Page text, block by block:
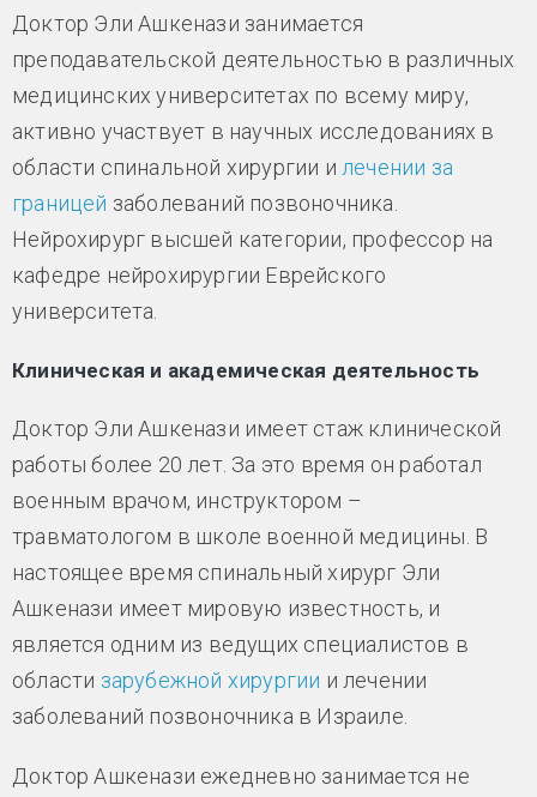
Доктор Эли Ашкенази занимается
преподавательской деятельностью в различных
медицинских университетах по всему миру,
активно участвует в научных исследованиях в
области спинальной хирургии и лечении за
границей заболеваний позвоночника.
Нейрохирург высшей категории, профессор на
кафедре нейрохирургии Еврейского
университета.
Клиническая и академическая деятельность
Доктор Эли Ашкенази имеет стаж клинической
работы более 20 лет. За это время он работал
военным врачом, инструктором –
травматологом в школе военной медицины. В
настоящее время спинальный хирург Эли
Ашкенази имеет мировую известность, и
является одним из ведущих специалистов в
области зарубежной хирургии и лечении
заболеваний позвоночника в Израиле.
Доктор Ашкенази ежедневно занимается не